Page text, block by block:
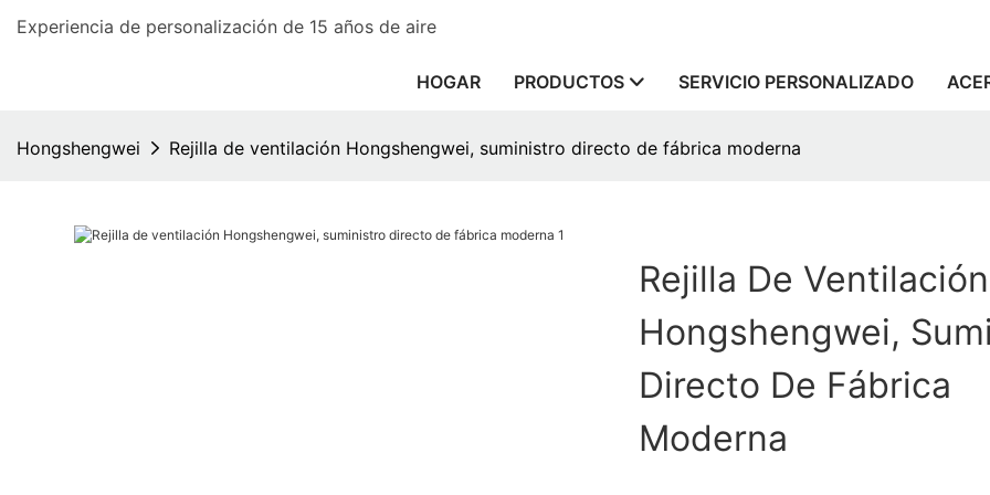
Experiencia de personalización de 15 años de aire
HOGAR PRODUCTOS SERVICIO PERSONALIZADO
Hongshengwei Rejilla de ventilación Hongshengwei, suministro directo de fábrica moderna
Rejilla De Ventilación
Hongshengwei,
Directo De Fábrica
Moderna